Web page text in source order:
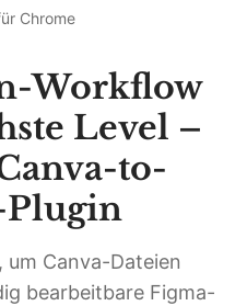
Chrome
Workflow
Level –
to-
um Canva-Dateien
bearbeitbare Figma-